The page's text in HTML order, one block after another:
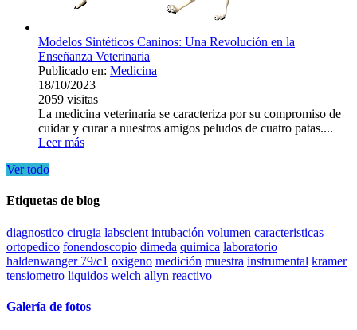
Modelos Sintéticos Caninos: Una Revolución en la
Enseñanza Veterinaria
Publicado en: Medicina
18/10/2023
2059 visitas
La medicina veterinaria se caracteriza por su compromiso de
cuidar y curar a nuestros amigos peludos de cuatro patas....
Leer más
Ver todo
Etiquetas de blog
diagnostico cirugia labscient intubación volumen caracteristicas
ortopedico fonendoscopio dimeda quimica laboratorio
haldenwanger 79/c1 oxigeno medición muestra instrumental kramer
tensiometro liquidos welch allyn reactivo
Galería de fotos